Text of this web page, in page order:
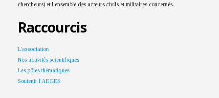
chercheurs) et l’ensemble des acteurs civils et militaires concernés.
Raccourcis
L’association
Nos activités scientifiques
Les pôles thématiques
Soutenir l’AEGES